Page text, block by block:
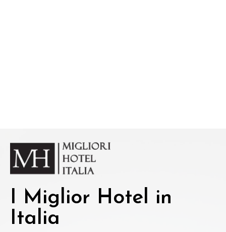
I Miglior Hotel in
Italia